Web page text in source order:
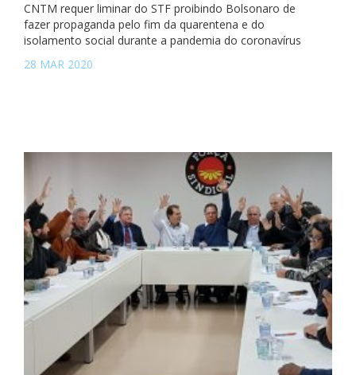
CNTM requer liminar do STF proibindo Bolsonaro de
fazer propaganda pelo fim da quarentena e do
isolamento social durante a pandemia do coronavírus
28 MAR 2020